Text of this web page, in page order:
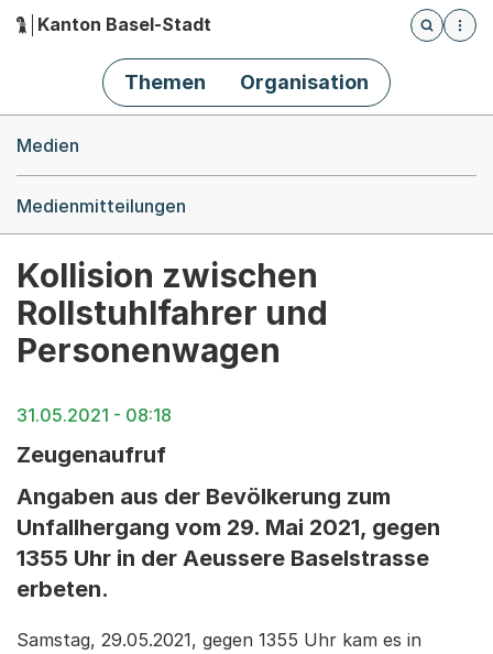
Hauptnavigation
Kanton Basel-Stadt
Öffnet
Themen Organisation
Medien
Medienmitteilungen
Kollision zwischen
Rollstuhlfahrer und
Personenwagen
31.05.2021 - 08:18
Zeugenaufruf
Angaben aus der Bevölkerung zum
Unfallhergang vom 29. Mai 2021, gegen
1355 Uhr in der Aeussere Baselstrasse
erbeten.
Samstag, 29.05.2021, gegen 1355 Uhr kam es in